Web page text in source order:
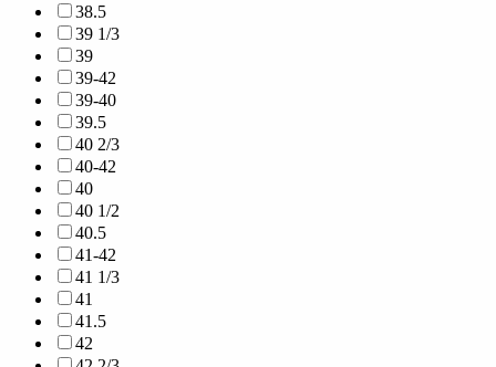
38.5
39 1/3
39
39-42
39-40
39.5
40 2/3
40-42
40
40 1/2
40.5
41-42
41 1/3
41
41.5
42